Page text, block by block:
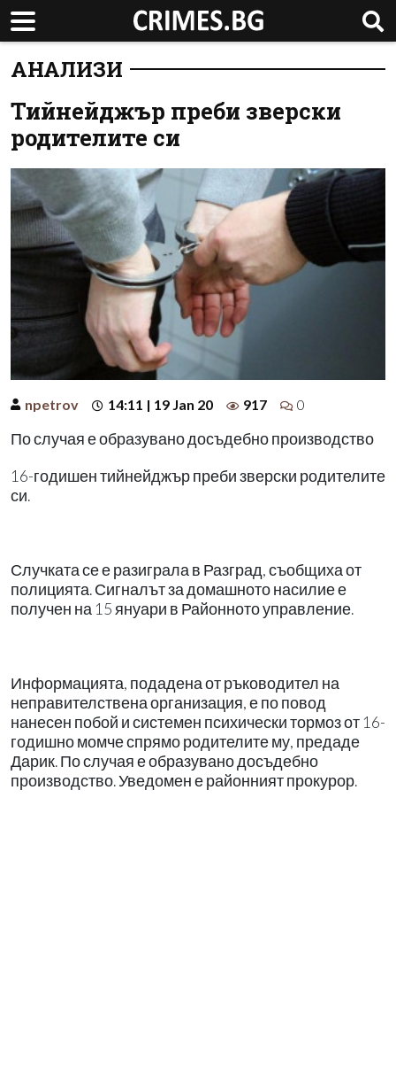
АНАЛИЗИ
Тийнейджър преби зверски
родителите си
npetrov 14:11 | 19 Jan 20 917 0
По случая е образувано досъдебно производство
16-годишен тийнейджър преби зверски родителите
си.
Случката се е разиграла в Разград, съобщиха от
полицията. Сигналът за домашното насилие е
получен на 15 януари в Районното управление.
Информацията, подадена от ръководител на
неправителствена организация, е по повод
нанесен побой и системен психически тормоз от 16-
годишно момче спрямо родителите му, предаде
Дарик. По случая е образувано досъдебно
производство. Уведомен е районният прокурор.